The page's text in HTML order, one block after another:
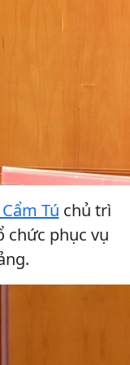
Tú chủ trì
chức phục vụ